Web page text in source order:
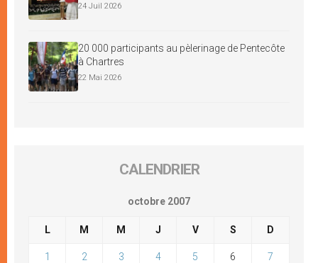
24 Juil 2026
20 000 participants au pèlerinage de Pentecôte
à Chartres
22 Mai 2026
CALENDRIER
octobre 2007
L M M J V S D
1 2 3 4 5 6 7